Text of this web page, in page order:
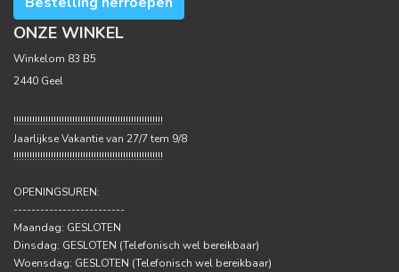
ONZE WINKEL
Winkelom 83 B5
2440 Geel
!!!!!!!!!!!!!!!!!!!!!!!!!!!!!!!!!!!!!!!!!!!!!!!!!!!!!!!!
Jaarlijkse Vakantie van 27/7 tem 9/8
!!!!!!!!!!!!!!!!!!!!!!!!!!!!!!!!!!!!!!!!!!!!!!!!!!!!!!!!
OPENINGSUREN:
-------------------------
Maandag: GESLOTEN
Dinsdag: GESLOTEN (Telefonisch wel bereikbaar)
Woensdag: GESLOTEN (Telefonisch wel bereikbaar)